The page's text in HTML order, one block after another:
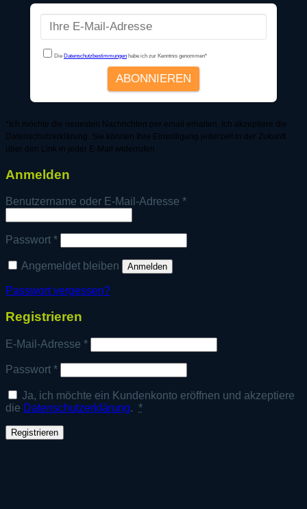
*Ich möchte die neuesten Nachrichten per email erhalten. Ich akzeptiere die
Datenschutzerklärung. Sie können Ihre Einwilligung jederzeit in der Zukunft
über den Link in jeder E-Mail widerrufen.
Anmelden
Benutzername oder E-Mail-Adresse *Erforderlich
Passwort *Erforderlich
Angemeldet bleiben Anmelden
Passwort vergessen?
Registrieren
E-Mail-Adresse *Erforderlich
Passwort *Erforderlich
Ja, ich möchte ein Kundenkonto eröffnen und akzeptiere
die Datenschutzerklärung. *
Registrieren